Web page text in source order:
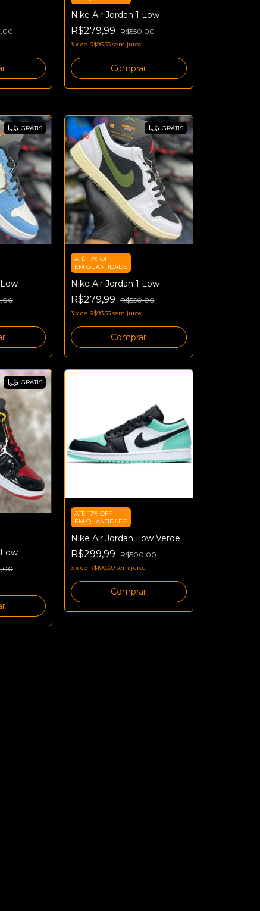
Nike Air Jordan 1 Low
R$279,99 R$550,00
3 x de R$93,33 sem juros
Comprar
GRÁTIS GRÁTIS
ATÉ 17% OFF
EM QUANTIDADE
Nike Air Jordan 1 Low
R$279,99 R$550,00
3 x de R$93,33 sem juros
Comprar
GRÁTIS
ATÉ 17% OFF
EM QUANTIDADE
Nike Air Jordan Low Verde
R$299,99 R$500,00
3 x de R$100,00 sem juros
Comprar